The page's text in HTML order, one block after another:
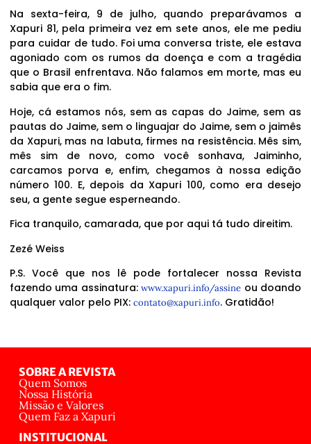
Na sexta-feira, 9 de julho, quando preparávamos a
Xapuri 81, pela primeira vez em sete anos, ele me pediu
para cuidar de tudo. Foi uma conversa triste, ele estava
agoniado com os rumos da doença e com a tragédia
que o Brasil enfrentava. Não falamos em morte, mas eu
sabia que era o fim.
Hoje, cá estamos nós, sem as capas do Jaime, sem as
pautas do Jaime, sem o linguajar do Jaime, sem o jaimês
da Xapuri, mas na labuta, firmes na resistência. Mês sim,
mês sim de novo, como você sonhava, Jaiminho,
carcamos porva e, enfim, chegamos à nossa edição
número 100. E, depois da Xapuri 100, como era desejo
seu, a gente segue esperneando.
Fica tranquilo, camarada, que por aqui tá tudo direitim.
Zezé Weiss
P.S. Você que nos lê pode fortalecer nossa Revista
fazendo uma assinatura:www.xapuri.info/assine ou doando
qualquer valor pelo PIX: contato@xapuri.info. Gratidão!
SOBRE A REVISTA
Quem Somos
Nossa História
Missão e Valores
Quem Faz a Xapuri
INSTITUCIONAL